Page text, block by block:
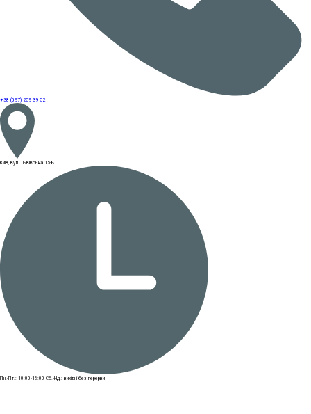
+38 (097) 259 39 52
Київ, вул. Львівська 15-Б
Пн.-Пт.: 10:00-16:00 Сб.-Нд.: вихідні без перерви